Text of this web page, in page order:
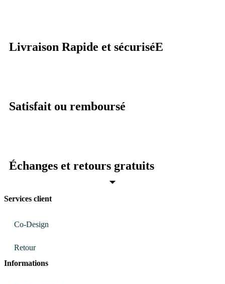
Livraison Rapide et sécuriséE
Satisfait ou remboursé
Échanges et retours gratuits
Services client
Co-Design
Retour
Informations